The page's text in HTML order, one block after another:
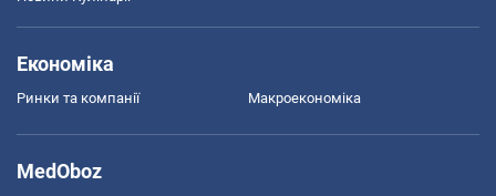
Економіка
Ринки та компанії Макроекономіка
MedOboz